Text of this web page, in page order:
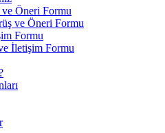
Öneri Formu
ve Öneri Formu
Formu
İletişim Formu